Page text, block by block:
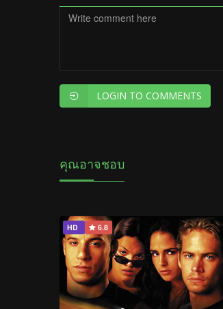
LOGIN TO COMMENTS
คุณอาจชอบ
HD 6.8